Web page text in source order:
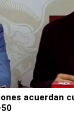
acuerdan